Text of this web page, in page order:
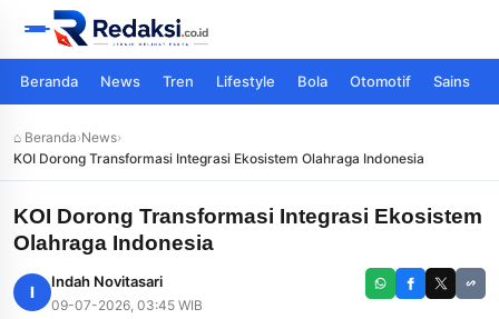
Beranda News Tren Lifestyle Bola Otomotif Sains
⌂ Beranda›News›
KOI Dorong Transformasi Integrasi Ekosistem Olahraga Indonesia
KOI Dorong Transformasi Integrasi Ekosistem
Olahraga Indonesia
I
Indah Novitasari
09-07-2026, 03:45 WIB